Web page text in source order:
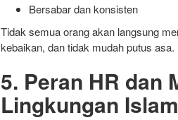
Bersabar dan konsisten
Tidak semua orang akan langsung
kebaikan, dan tidak mudah putus asa.
5. Peran HR dan
Lingkungan